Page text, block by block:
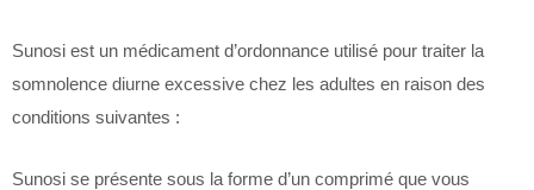
Sunosi est un médicament d’ordonnance utilisé pour traiter la
somnolence diurne excessive chez les adultes en raison des
conditions suivantes :
Sunosi se présente sous la forme d’un comprimé que vous